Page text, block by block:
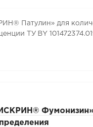
Патулин» для
ТУ BY